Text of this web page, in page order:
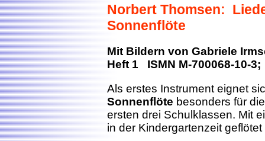
Norbert Thomsen:
Sonnenflöte
Mit Bildern von Gabriele
Heft 1 ISMN M-700068-10-
Als erstes Instrument eignet
Sonnenflöte besonders für
ersten drei Schulklassen. Mit
in der Kindergartenzeit